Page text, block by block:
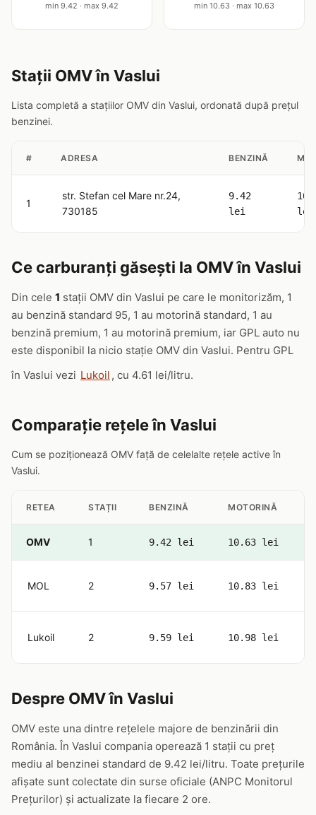
min 9.42 · max 9.42 min 10.63 · max 10.63
Stații OMV în Vaslui
Lista completă a stațiilor OMV din Vaslui, ordonată după prețul
benzinei.
# ADRESA BENZINĂ
1
str. Stefan cel Mare nr.24,
730185
9.42
lei
lei
Ce carburanți găsești la OMV în Vaslui
Din cele 1 stații OMV din Vaslui pe care le monitorizăm, 1
au benzină standard 95, 1 au motorină standard, 1 au
benzină premium, 1 au motorină premium, iar GPL auto nu
este disponibil la nicio stație OMV din Vaslui. Pentru GPL
în Vaslui vezi Lukoil , cu 4.61 lei/litru.
Comparație rețele în Vaslui
Cum se poziționează OMV față de celelalte rețele active în
Vaslui.
RETEA STAȚII BENZINĂ MOTORINĂ
OMV 1 9.42 lei 10.63 lei
MOL 2 9.57 lei 10.83 lei
Lukoil 2 9.59 lei 10.98 lei
Despre OMV în Vaslui
OMV este una dintre rețelele majore de benzinării din
România. În Vaslui compania operează 1 stații cu preț
mediu al benzinei standard de 9.42 lei/litru. Toate prețurile
afișate sunt colectate din surse oficiale (ANPC Monitorul
Prețurilor) și actualizate la fiecare 2 ore.